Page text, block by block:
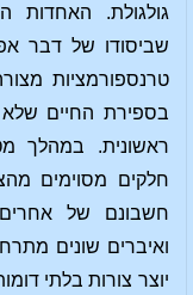
גולגולת. האחדות
שביסודו של דבר
טרנספורמציות
בספירת החיים שלא
ראשונית. במהלך
חלקים מסוימים
חשבונם של
ואיברים שונים
יוצר צורות בלתי